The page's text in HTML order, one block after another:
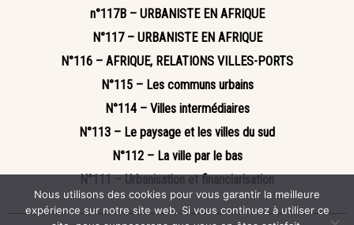
n°117B – URBANISTE EN AFRIQUE
N°117 – URBANISTE EN AFRIQUE
N°116 – AFRIQUE, RELATIONS VILLES-PORTS
N°115 – Les communs urbains
N°114 – Villes intermédiaires
N°113 – Le paysage et les villes du sud
N°112 – La ville par le bas
N°111 – Urbanisation et financiarisation
Nous utilisons des cookies pour vous garantir la meilleure
expérience sur notre site web. Si vous continuez à utiliser ce